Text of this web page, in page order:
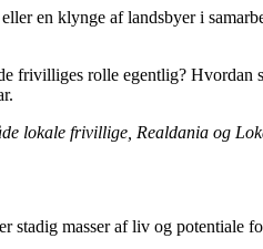
en klynge af landsbyer i
frivilliges rolle egentlig? Hvordan
lokale frivillige, Realdania og
masser af liv og potentiale